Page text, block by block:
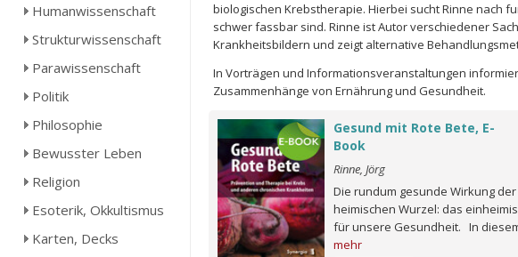
Humanwissenschaft
Strukturwissenschaft
Parawissenschaft
Politik
Philosophie
Bewusster Leben
Religion
Esoterik, Okkultismus
Karten, Decks
biologischen Krebstherapie. Hierbei sucht Rinne nach
schwer fassbar sind. Rinne ist Autor verschiedener
Krankheitsbildern und zeigt alternative
In Vorträgen und Informationsveranstaltungen
Zusammenhänge von Ernährung und Gesundheit.
Gesund mit Rote Bete, E-
Book
Rinne, Jörg
Die rundum gesunde Wirkung der
heimischen Wurzel: das
für unsere Gesundheit. In
mehr